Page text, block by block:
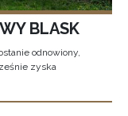
BLASK
odnowiony,
zyska